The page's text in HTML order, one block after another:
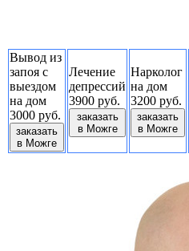
Вывод из
запоя с
выездом
на дом
3000 руб.
заказать
в Можге
Лечение
депрессий
3900 руб.
заказать
в Можге
Нарколог
на дом
3200 руб.
заказать
в Можге